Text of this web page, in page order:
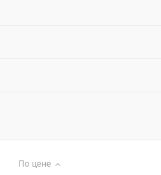
По цене